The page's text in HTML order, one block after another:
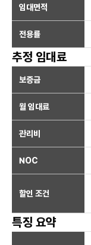
임대면적
전용률
추정 임대료
보증금
월 임대료
관리비
NOC
할인 조건
특징 요약